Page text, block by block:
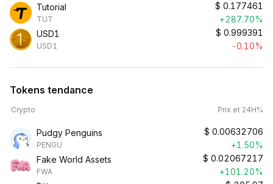
Tutorial
TUT
$ 0.177461
+287.70%
USD1
USD1
$ 0.999391
-0.10%
Tokens tendance
Crypto Prix et 24H%
Pudgy Penguins
PENGU
$ 0.00632706
+1.50%
Fake World Assets
FWA
$ 0.02067217
+101.20%